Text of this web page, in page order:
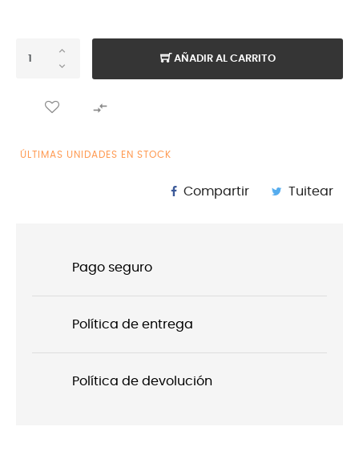
AÑADIR AL CARRITO

ÚLTIMAS UNIDADES EN STOCK
Compartir Tuitear
Pago seguro
Política de entrega
Política de devolución